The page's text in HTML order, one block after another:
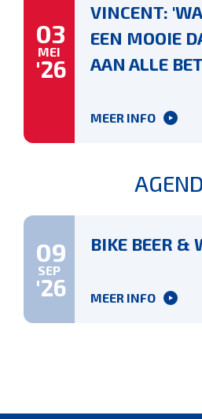
03
MEI
'26
VINCENT:
EEN MOOIE
AAN ALLE
MEER INFO
09
SEP
'26
BIKE BEER &
MEER INFO